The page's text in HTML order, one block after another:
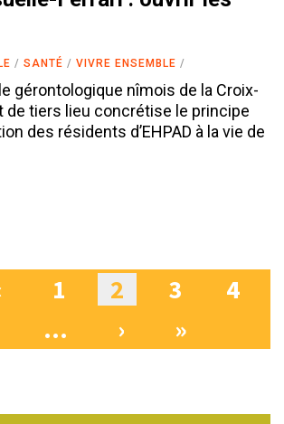
SANTÉ VIVRE ENSEMBLE
gérontologique nîmois de la Croix-
de tiers lieu concrétise le principe
des résidents d’EHPAD à la vie de
1 2 3
4
… › »